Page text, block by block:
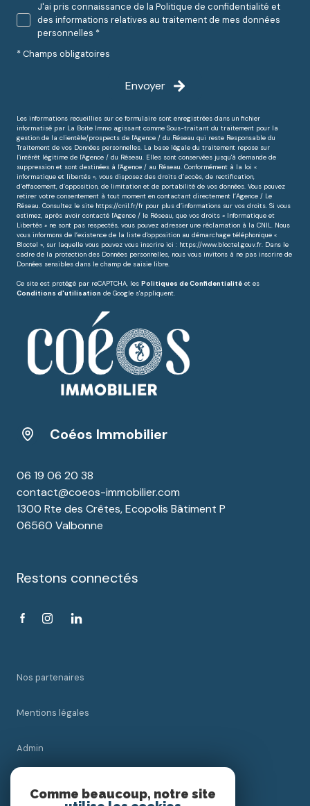
J'ai pris connaissance de la Politique de confidentialité et
des informations relatives au traitement de mes données
personnelles *
* Champs obligatoires
Envoyer
Les informations recueillies sur ce formulaire sont enregistrées dans un fichier
informatisé par La Boite Immo agissant comme Sous-traitant du traitement pour la
gestion de la clientèle/prospects de l'Agence / du Réseau qui reste Responsable du
Traitement de vos Données personnelles. La base légale du traitement repose sur
l'intérêt légitime de l'Agence / du Réseau. Elles sont conservées jusqu'à demande de
suppression et sont destinées à l'Agence / au Réseau. Conformément à la loi «
informatique et libertés », vous disposez des droits d’accès, de rectification,
d’effacement, d’opposition, de limitation et de portabilité de vos données. Vous pouvez
retirer votre consentement à tout moment en contactant directement l’Agence / Le
Réseau. Consultez le site https://cnil.fr/fr pour plus d’informations sur vos droits. Si vous
estimez, après avoir contacté l'Agence / le Réseau, que vos droits « Informatique et
Libertés » ne sont pas respectés, vous pouvez adresser une réclamation à la CNIL. Nous
vous informons de l’existence de la liste d'opposition au démarchage téléphonique «
Bloctel », sur laquelle vous pouvez vous inscrire ici : https://www.bloctel.gouv.fr. Dans le
cadre de la protection des Données personnelles, nous vous invitons à ne pas inscrire de
Données sensibles dans le champ de saisie libre.
Ce site est protégé par reCAPTCHA, les Politiques de Confidentialité et es
Conditions d'utilisation de Google s'appliquent.
Coéos Immobilier
06 19 06 20 38
contact@coeos-immobilier.com
1300 Rte des Crêtes, Ecopolis Bâtiment P
06560 Valbonne
Restons connectés
Nos partenaires
Mentions légales
Admin
Comme beaucoup, notre site